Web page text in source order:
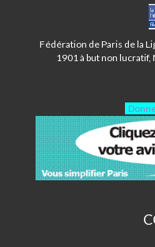
Fédération de Paris de la
1901 à but non